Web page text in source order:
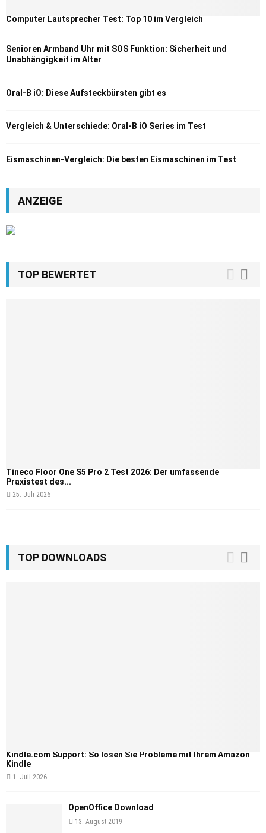
Computer Lautsprecher Test: Top 10 im Vergleich
Senioren Armband Uhr mit SOS Funktion: Sicherheit und
Unabhängigkeit im Alter
Oral-B iO: Diese Aufsteckbürsten gibt es
Vergleich & Unterschiede: Oral-B iO Series im Test
Eismaschinen-Vergleich: Die besten Eismaschinen im Test
ANZEIGE
TOP BEWERTET
Tineco Floor One S5 Pro 2 Test 2026: Der umfassende
Praxistest des...
25. Juli 2026
TOP DOWNLOADS
Kindle.com Support: So lösen Sie Probleme mit Ihrem Amazon
Kindle
1. Juli 2026
OpenOffice Download
13. August 2019